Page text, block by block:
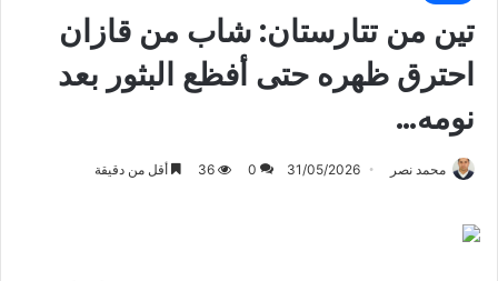
تين من تتارستان: شاب من قازان
احترق ظهره حتى أفظع البثور بعد
نومه…
محمد نصر 31/05/2026
0
36 أقل من دقيقة